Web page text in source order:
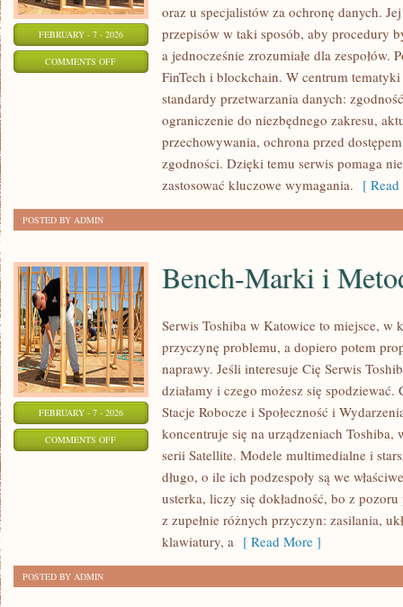
FEBRUARY - 7 - 2026
COMMENTS OFFON
URZĄDZENIA
INTELIGENTNE
oraz u specjalistów za ochronę danych.
przepisów w taki sposób, aby procedury
a jednocześnie zrozumiałe dla zespołów.
FinTech i blockchain. W centrum tematyki
standardy przetwarzania danych:
ograniczenie do niezbędnego zakresu,
przechowywania, ochrona przed
zgodności. Dzięki temu serwis pomaga
zastosować kluczowe wymagania. [
POSTED BY ADMIN
FEBRUARY - 7 - 2026
COMMENTS OFFON
METODOLOGIA
Bench-Marki i
Serwis Toshiba w Katowice to miejsce, w
przyczynę problemu, a dopiero potem
naprawy. Jeśli interesuje Cię Serwis
działamy i czego możesz się
Stacje Robocze i Społeczność i
koncentruje się na urządzeniach
serii Satellite. Modele multimedialne i
długo, o ile ich podzespoły są we
usterka, liczy się dokładność, bo z
z zupełnie różnych przyczyn: zasilania,
klawiatury, a [ Read More ]
POSTED BY ADMIN